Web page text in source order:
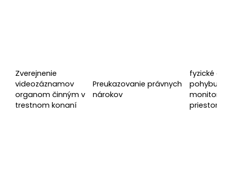
Zverejnenie
videozáznamov
organom činným v
trestnom konaní
Preukazovanie právnych
nárokov
fyzické
priestore